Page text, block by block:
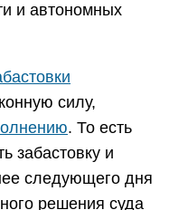
и автономных
силу,
. То есть
забастовку и
следующего дня
решения суда